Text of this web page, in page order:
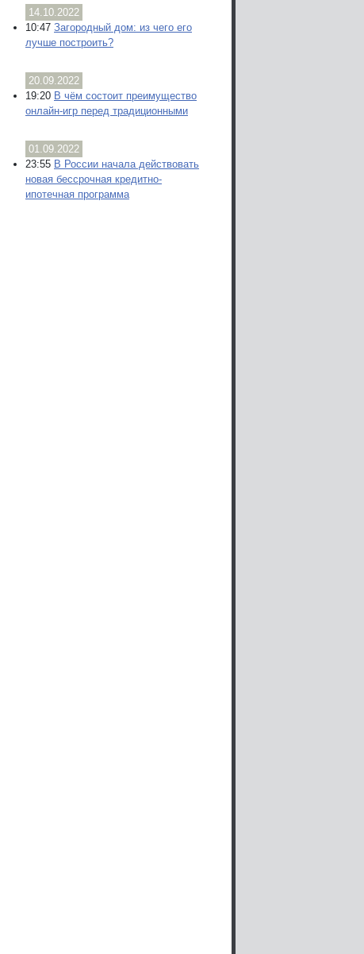
14.10.2022
10:47 Загородный дом: из чего его
лучше построить?
20.09.2022
19:20 В чём состоит преимущество
онлайн-игр перед традиционными
01.09.2022
23:55 В России начала действовать
новая бессрочная кредитно-
ипотечная программа